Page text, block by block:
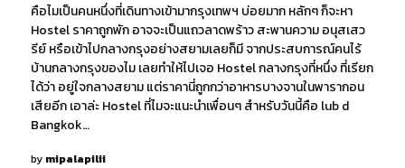
คือไมเป็นคนหนึ่งที่เดินทางเข้ามากรุงเทพฯ บ่อยมาก หลักๆ ก็จะหา
Hostel ราคาถูกพัก อาจจะเป็นแถวลาดพร้าว สะพานความ อนุสเสว
รีย์ หรือเข้าไปกลางกรุงอย่างสยามเลยก็มี จากประสบการณ์คนไร้
บ้านกลางกรุงของไม เลยทำให้ไปเจอ Hostel กลางกรุงที่หนึ่ง ที่เรียก
ได้ว่า อยู่ใจกลางสยาม แต่ราคานี่ถูกกว่าอาหารบางจานในพารากอน
เสียอีก เอาล่ะ Hostel ที่ไมจะแนะนำเพื่อนๆ สำหรับวันนี้คือ lub d
Bangkok…
by mipalapilii